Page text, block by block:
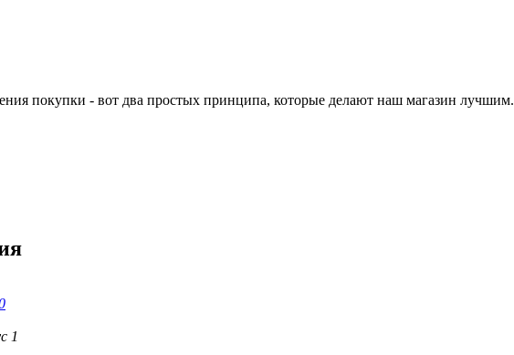
покупки - вот два простых принципа, которые делают наш магазин лучшим.
1